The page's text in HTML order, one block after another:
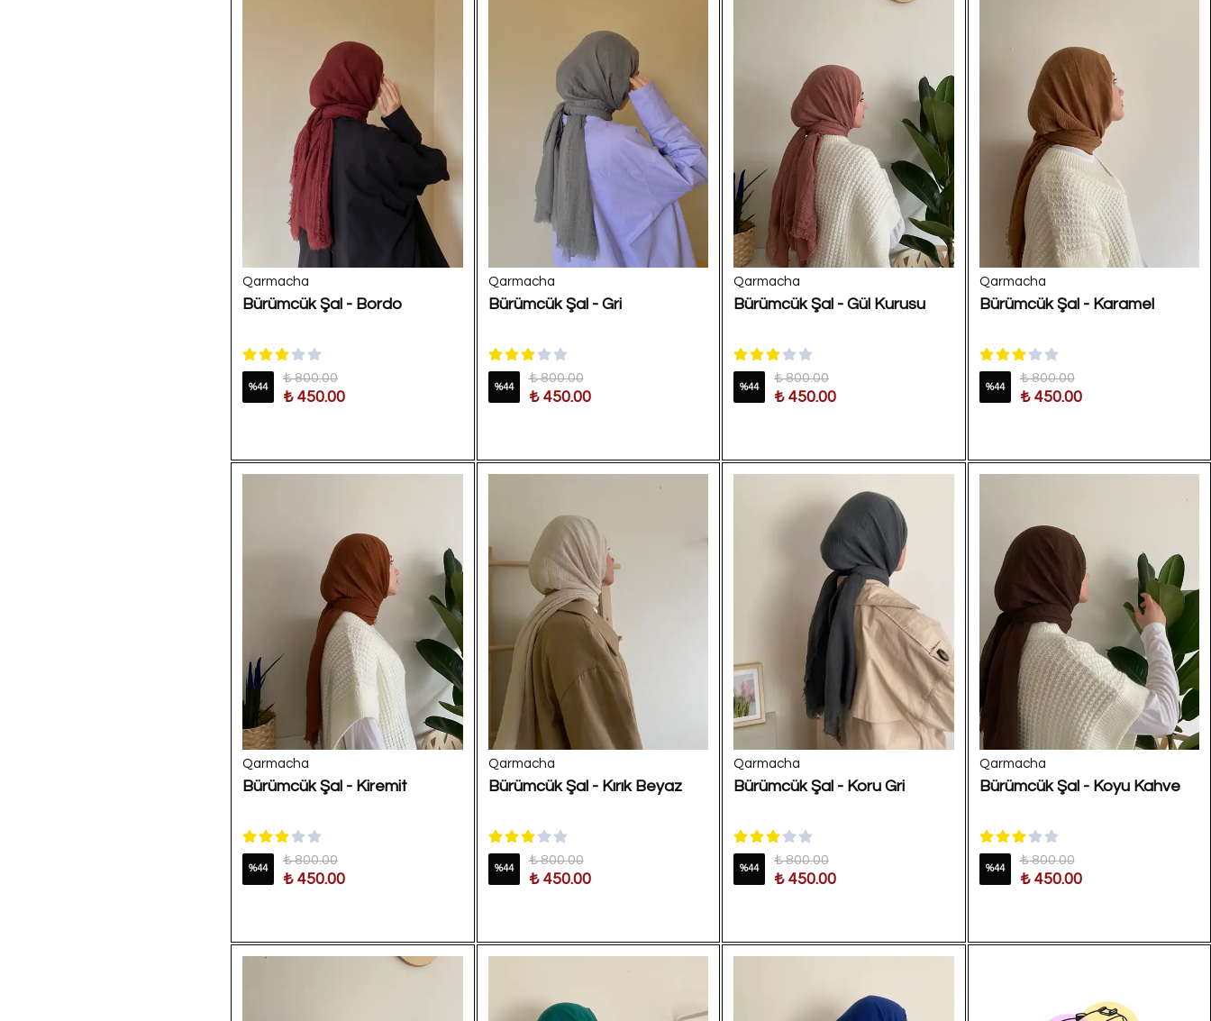
Qarmacha
Bürümcük Şal - Bordo
%44
₺ 800.00
₺ 450.00
Qarmacha
Bürümcük Şal - Gri
%44
₺ 800.00
₺ 450.00
Qarmacha
Bürümcük Şal - Gül Kurusu
%44
₺ 800.00
₺ 450.00
Qarmacha
Bürümcük Şal - Karamel
%44
₺ 800.00
₺ 450.00
Qarmacha
Bürümcük Şal - Kiremit
%44
₺ 800.00
₺ 450.00
Qarmacha
Bürümcük Şal - Kırık Beyaz
%44
₺ 800.00
₺ 450.00
Qarmacha
Bürümcük Şal - Koru Gri
%44
₺ 800.00
₺ 450.00
Qarmacha
Bürümcük Şal - Koyu Kahve
%44
₺ 800.00
₺ 450.00